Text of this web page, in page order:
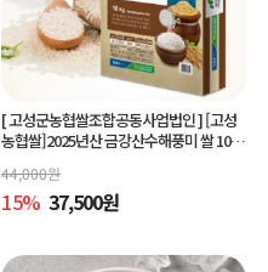
[ 고성군농협쌀조합공동사업법인 ][고성
농협쌀]2025년산 금강산수해풍미 쌀 10kg
44,000원
15% 37,500원